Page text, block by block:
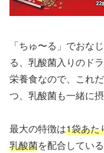
「ちゅ〜る」でおな
る、乳酸菌入りのド
栄養食なので、これ
つ、乳酸菌も一緒に
最大の特徴は1袋あた
乳酸菌を配合してい